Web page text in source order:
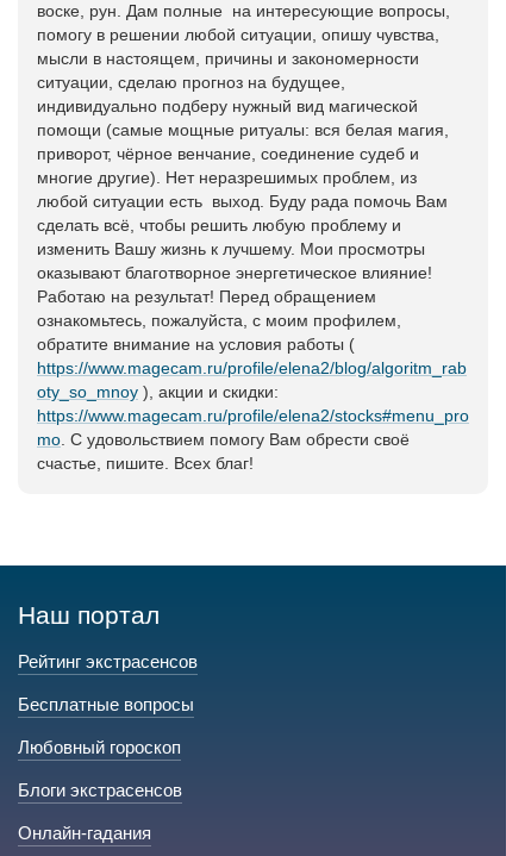
воске, рун. Дам полные на интересующие вопросы,
помогу в решении любой ситуации, опишу чувства,
мысли в настоящем, причины и закономерности
ситуации, сделаю прогноз на будущее,
индивидуально подберу нужный вид магической
помощи (самые мощные ритуалы: вся белая магия,
приворот, чёрное венчание, соединение судеб и
многие другие). Нет неразрешимых проблем, из
любой ситуации есть выход. Буду рада помочь Вам
сделать всё, чтобы решить любую проблему и
изменить Вашу жизнь к лучшему. Мои просмотры
оказывают благотворное энергетическое влияние!
Работаю на результат! Перед обращением
ознакомьтесь, пожалуйста, с моим профилем,
обратите внимание на условия работы (
https://www.magecam.ru/profile/elena2/blog/algoritm_rab
oty_so_mnoy ), акции и скидки:
https://www.magecam.ru/profile/elena2/stocks#menu_pro
mo . С удовольствием помогу Вам обрести своё
счастье, пишите. Всех благ!
Наш портал
Рейтинг экстрасенсов
Бесплатные вопросы
Любовный гороскоп
Блоги экстрасенсов
Онлайн-гадания